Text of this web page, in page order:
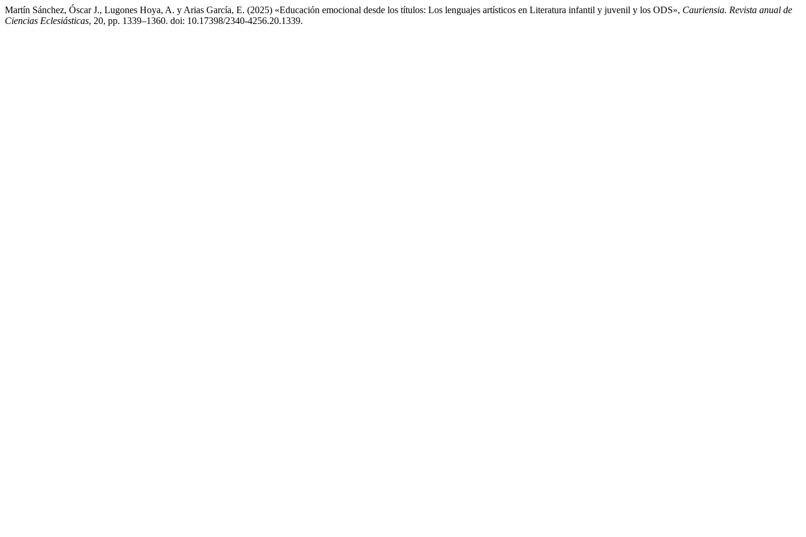
Martín Sánchez, Óscar J., Lugones Hoya, A. y Arias García, E. (2025) «Educación emocional desde los títulos: Los lenguajes artísticos en Literatura infantil y juvenil y los ODS», Cauriensia. Revista anual de
Ciencias Eclesiásticas, 20, pp. 1339–1360. doi: 10.17398/2340-4256.20.1339.